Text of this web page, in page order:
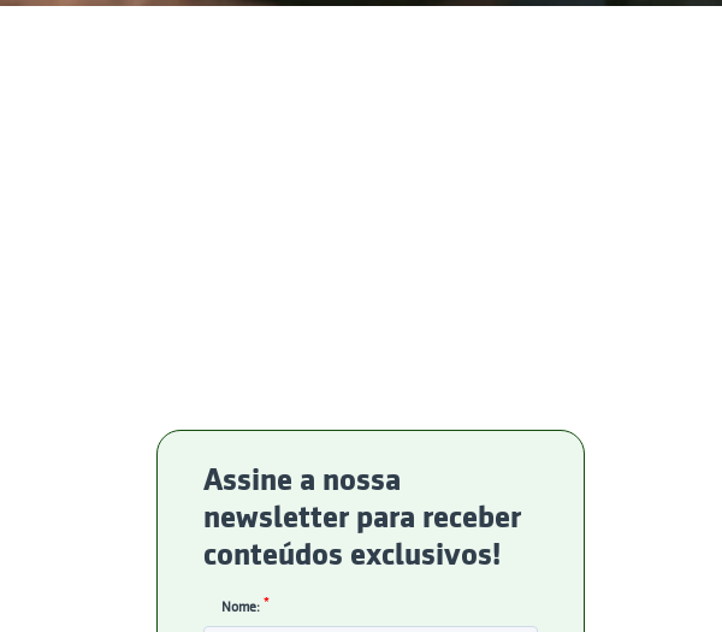
Assine a nossa
newsletter para receber
conteúdos exclusivos!
Nome: *